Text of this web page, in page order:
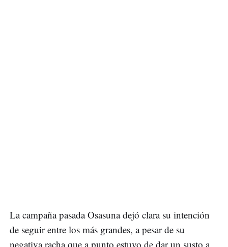
La campaña pasada Osasuna dejó clara su intención
de seguir entre los más grandes, a pesar de su
negativa racha que a punto estuvo de dar un susto a